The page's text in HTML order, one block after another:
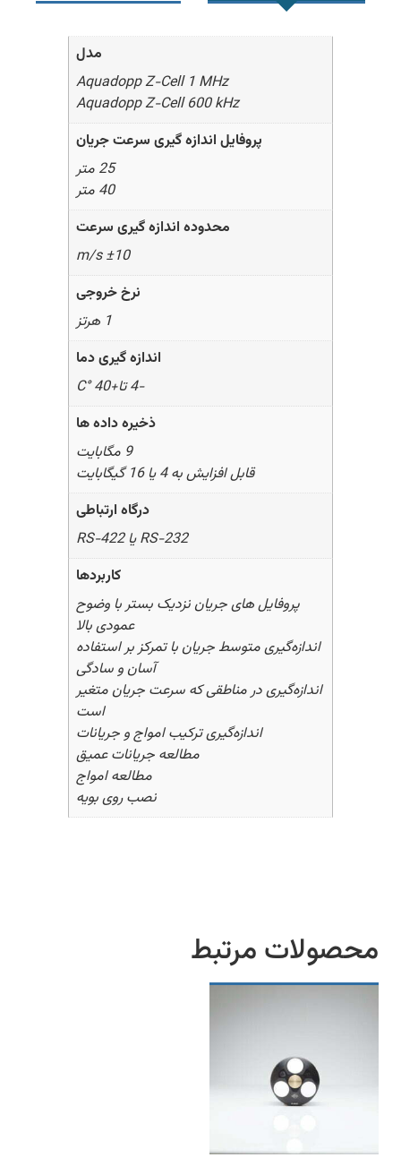
مدل
Aquadopp Z-Cell 1 MHz
Aquadopp Z-Cell 600 kHz
پروفایل اندازه گیری سرعت جریان
25 متر
40 متر
محدوده اندازه گیری سرعت
±10 m/s
نرخ خروجی
1 هرتز
اندازه گیری دما
-4 تا+40 °C
ذخیره داده ها
9 مگابایت
قابل افزایش به 4 یا 16 گیگابایت
درگاه ارتباطی
RS-232 یا RS-422
کاربردها
پروفایل های جریان نزدیک بستر با وضوح
عمودی بالا
اندازه‌گیری متوسط جریان با تمرکز بر استفاده
آسان و سادگی
اندازه‌گیری در مناطقی که سرعت جریان‌ متغیر
است
اندازه‌گیری ترکیب امواج و جریانات
مطالعه جریانات عمیق
مطالعه امواج
نصب روی بویه
محصولات مرتبط